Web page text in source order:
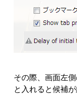
その際、画面左
と入れると候補